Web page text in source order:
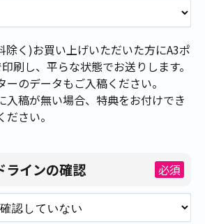
除く)お買い上げいただいた方にA3ポ
刷し、平らな状態でお送りします。
ーのデータもご入稿ください。
稿が無い場合、特典をお付けでき
さい。
ラインの確認 必須